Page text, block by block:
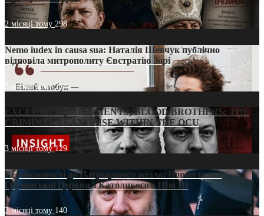
2 місяці тому 298
Nemo iudex in causa sua: Наталія Шевчук публічно
відповіла митрополиту Євстратію Зорі
3 місяці тому214
EXCLUSIVE (DOCUMENTS)/BLOOD BROTHERS: THE
CRIMINAL FRANCHISE WITHIN THE OCU
3 місяці тому129
Від віолончелі до Патріаршого жезла: Новий шлях
Грузинської Церкви з Католикосом Шіо III
3 місяці тому 140